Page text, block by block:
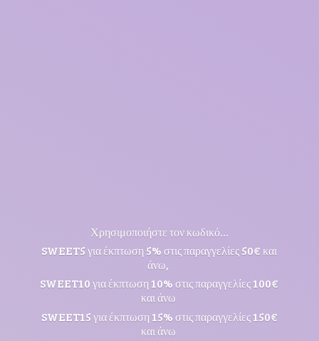
Χρησιμοποιήστε τον κωδικό...
SWEET5 για έκπτωση 5% στις παραγγελίες 50€ και
άνω,
SWEET10 για έκπτωση 10% στις παραγγελίες 100€
και άνω
SWEET15 για έκπτωση 15% στις παραγγελίες 150€
και άνω